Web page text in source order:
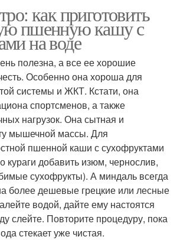
как приготовить
пшенную кашу с
на воде
полезна, а все ее хорошие
Особенно она хороша для
системы и ЖКТ. Кстати, она
спортсменов, а также
нагрузок. Она сытная и
мышечной массы. Для
пшенной каши с сухофруктами
добавить изюм, чернослив,
сухофрукты). А миндаль всегда
более дешевые грецкие или лесные
водой, дайте ему настоятся
слейте. Повторите процедуру, пока
стекает уже чистая.